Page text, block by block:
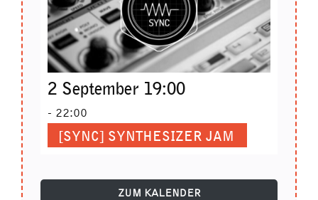
2 September 19:00
- 22:00
[SYNC] SYNTHESIZER JAM
ZUM KALENDER